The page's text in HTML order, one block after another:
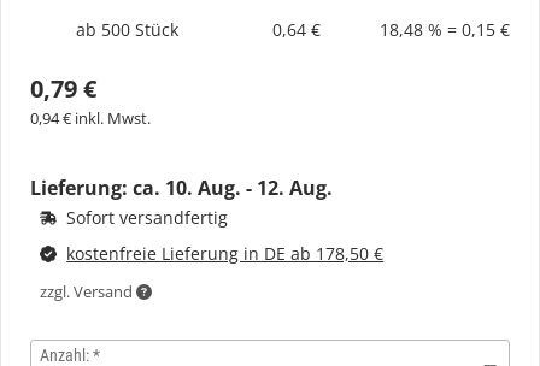
ab 500 Stück
0,64 € 18,48 % = 0,15 €
0,79 €
0,94 € inkl. Mwst.
Lieferung: ca. 10. Aug. - 12. Aug.
Sofort versandfertig
kostenfreie Lieferung in DE ab 178,50 €
zzgl. Versand
Anzahl: